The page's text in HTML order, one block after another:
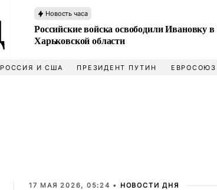
Новость часа
Российские войска освободили Ивановку в
Харьковской области
РОССИЯ И США ПРЕЗИДЕНТ ПУТИН ЕВРОСОЮЗ
17 МАЯ 2026, 05:24 • НОВОСТИ ДНЯ